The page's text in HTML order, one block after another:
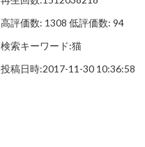
高評価数: 1308 低評価数: 94
検索キーワード:猫
投稿日時:2017-11-30 10:36:58